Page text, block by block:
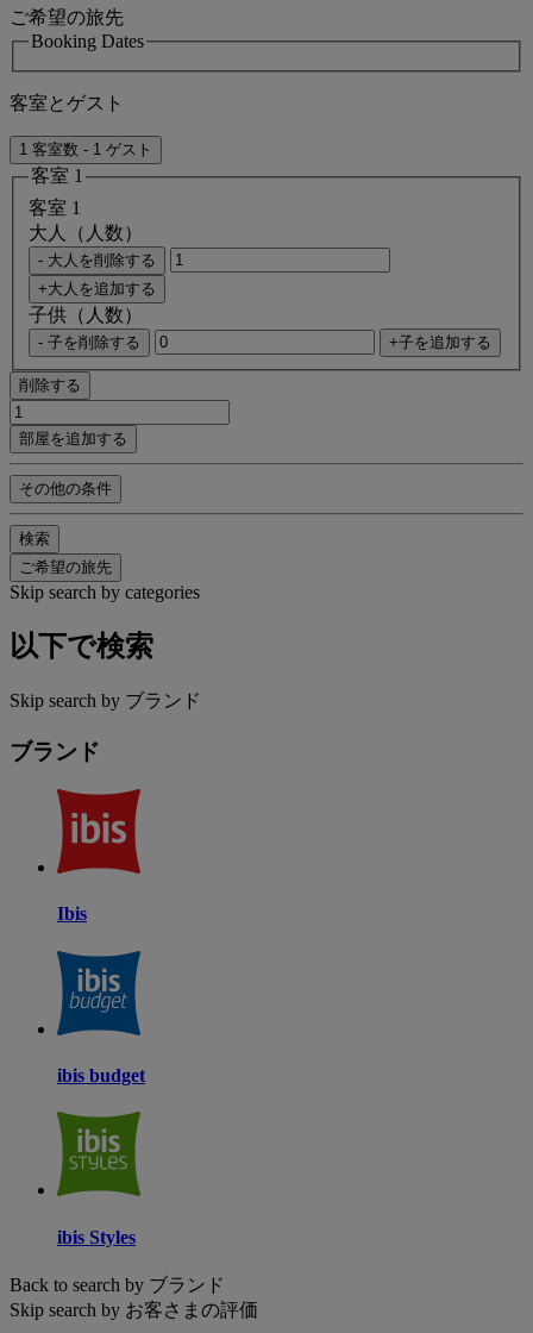
ご希望の旅先
Booking Dates
客室とゲスト
1 客室数 - 1 ゲスト
客室 1
客室 1
大人（人数）
- 大人を削除する
+大人を追加する
子供（人数）
- 子を削除する +子を追加する
削除する
部屋を追加する
その他の条件
検索
ご希望の旅先
Skip search by categories
以下で検索
Skip search by ブランド
ブランド
Ibis
ibis budget
ibis Styles
Back to search by ブランド
Skip search by お客さまの評価